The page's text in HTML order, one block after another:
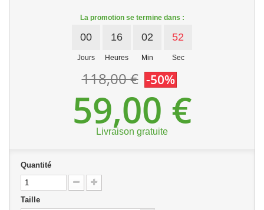
La promotion se termine dans :
00
Jours
16
Heures
02
Min
51
Sec
118,00 € -50%
59,00 €
Livraison gratuite
Quantité
Taille